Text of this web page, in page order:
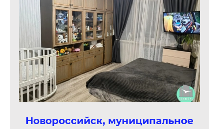
Новороссийск, муниципальное